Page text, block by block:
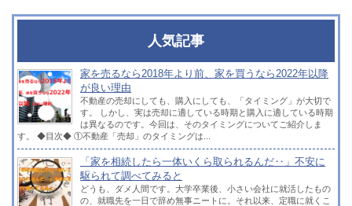
人気記事
家を売るなら2018年より前、家を買うなら2022年以降
が良い理由
不動産の売却にしても、購入にしても、「タイミング」が大切で
す。 しかし、実は売却に適している時期と購入に適している時期
は異なるのです。今回は、そのタイミングについてご紹介しま
す。 ◆目次◆ ①不動産「売却」のタイミングは...
「家を相続したら一体いくら取られるんだ‥」不安に
駆られて調べてみると
どうも、ダメ人間です。大学卒業後、小さい会社に就活したもの
の、就職先を一日で辞め無事ニートに。それ以来、定職に就くこ